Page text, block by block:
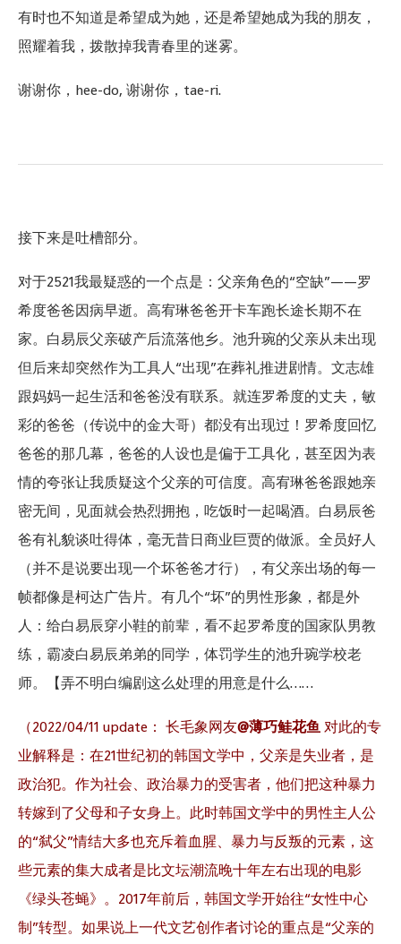
有时也不知道是希望成为她，还是希望她成为我的朋友，
照耀着我，拨散掉我青春里的迷雾。
谢谢你，hee-do, 谢谢你，tae-ri.
接下来是吐槽部分。
对于2521我最疑惑的一个点是：父亲角色的“空缺”——罗
希度爸爸因病早逝。高宥琳爸爸开卡车跑长途长期不在
家。白易辰父亲破产后流落他乡。池升琬的父亲从未出现
但后来却突然作为工具人“出现”在葬礼推进剧情。文志雄
跟妈妈一起生活和爸爸没有联系。就连罗希度的丈夫，敏
彩的爸爸（传说中的金大哥）都没有出现过！罗希度回忆
爸爸的那几幕，爸爸的人设也是偏于工具化，甚至因为表
情的夸张让我质疑这个父亲的可信度。高宥琳爸爸跟她亲
密无间，见面就会热烈拥抱，吃饭时一起喝酒。白易辰爸
爸有礼貌谈吐得体，毫无昔日商业巨贾的做派。全员好人
（并不是说要出现一个坏爸爸才行），有父亲出场的每一
帧都像是柯达广告片。有几个“坏”的男性形象，都是外
人：给白易辰穿小鞋的前辈，看不起罗希度的国家队男教
练，霸凌白易辰弟弟的同学，体罚学生的池升琬学校老
师。【弄不明白编剧这么处理的用意是什么……
（2022/04/11 update： 长毛象网友@薄巧鲑花鱼对此的专
业解释是：在21世纪初的韩国文学中，父亲是失业者，是
政治犯。作为社会、政治暴力的受害者，他们把这种暴力
转嫁到了父母和子女身上。此时韩国文学中的男性主人公
的“弑父”情结大多也充斥着血腥、暴力与反叛的元素，这
些元素的集大成者是比文坛潮流晚十年左右出现的电影
《绿头苍蝇》。 2017年前后，韩国文学开始往“女性中心
制”转型。如果说上一代文艺创作者讨论的重点是“父亲的